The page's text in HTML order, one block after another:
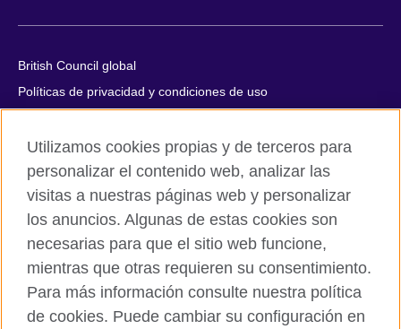
British Council global
Políticas de privacidad y condiciones de uso
Cookies
Quejas y comentarios
Mapa del sitio
© 2026 British Council
All cultural activities in Mexico are carried out by British Council
Asociados A.C., a not-for-profit entity established to undertake
cultural activities, including the promotion and diffusion of British
culture in Mexico, the fostering of cultural relations and mutual
Utilizamos cookies propias y de terceros para
personalizar el contenido web, analizar las
visitas a nuestras páginas web y personalizar
los anuncios. Algunas de estas cookies son
necesarias para que el sitio web funcione,
mientras que otras requieren su consentimiento.
Para más información consulte nuestra política
de cookies. Puede cambiar su configuración en